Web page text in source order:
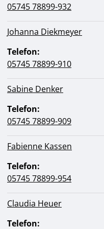
05745 78899-932
Johanna Diekmeyer
Telefon:
05745 78899-910
Sabine Denker
Telefon:
05745 78899-909
Fabienne Kassen
Telefon:
05745 78899-954
Claudia Heuer
Telefon: